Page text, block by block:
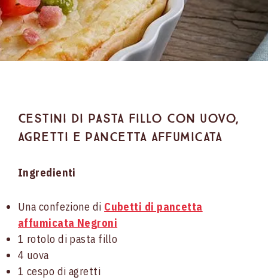
Cestini di pasta fillo con uovo,
agretti e pancetta affumicata
Ingredienti
Una confezione di Cubetti di pancetta
affumicata Negroni
1 rotolo di pasta fillo
4 uova
1 cespo di agretti